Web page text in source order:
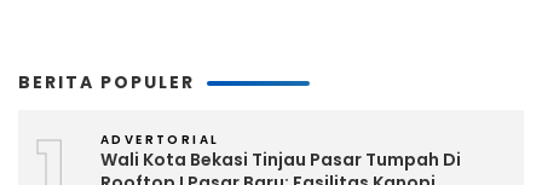
BERITA POPULER
ADVERTORIAL
Wali Kota Bekasi Tinjau Pasar Tumpah Di